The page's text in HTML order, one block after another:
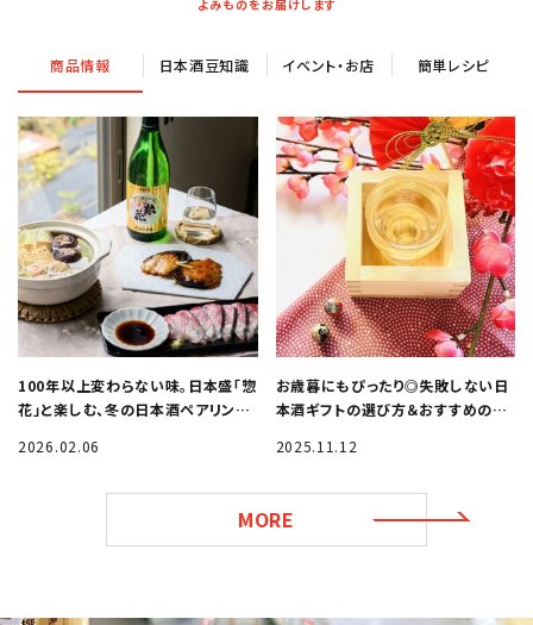
よみものをお届けします
商品情報 日本酒豆知識 イベント・お店 簡単レシピ
100年以上変わらない味。日本盛「惣
花」と楽しむ、冬の日本酒ペアリング
2026.02.06
お歳暮にもぴったり◎失敗しない日
本酒ギフトの選び方＆おすすめの日
2025.11.12
MORE